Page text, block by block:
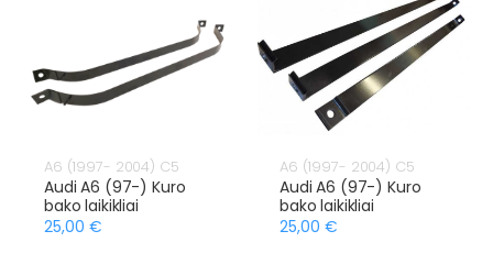
A6 (1997- 2004) C5
Audi A6 (97-) Kuro
bako laikikliai
25,00 €
A6 (1997- 2004) C5
Audi A6 (97-) Kuro
bako laikikliai
25,00 €